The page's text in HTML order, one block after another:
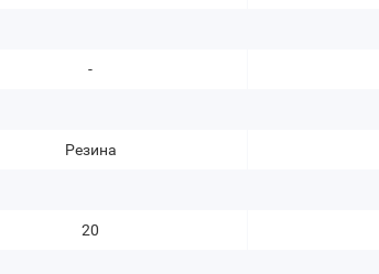
-
Резина
20